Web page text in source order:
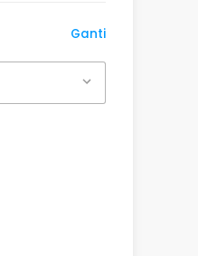
Ganti